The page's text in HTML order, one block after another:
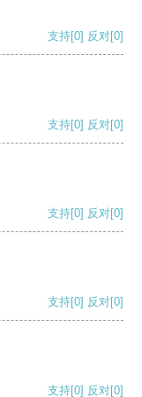
支持[0] 反对[0]
支持[0] 反对[0]
支持[0] 反对[0]
支持[0] 反对[0]
支持[0] 反对[0]